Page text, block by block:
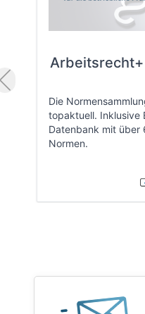
Die
topaktuell. Inklusive
Datenbank mit über
Normen.